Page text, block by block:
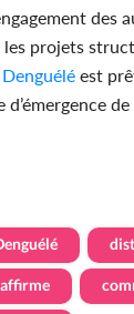
les projets
Denguélé est
de
affirme